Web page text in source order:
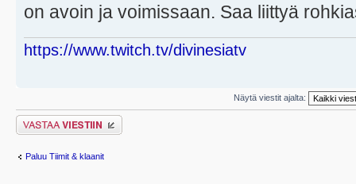
on avoin ja voimissaan. Saa liittyä
https://www.twitch.tv/divinesiatv
Näytä viestit ajalta:
Lähetä vastaus
Paluu Tiimit & klaanit